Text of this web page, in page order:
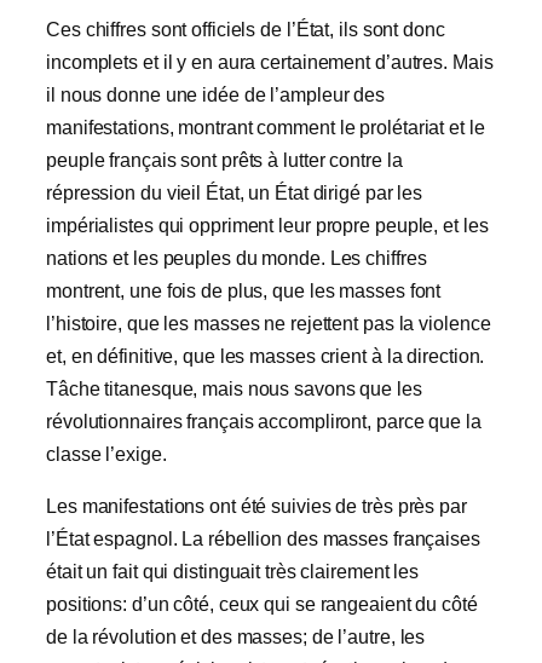
Ces chiffres sont officiels de l’État, ils sont donc
incomplets et il y en aura certainement d’autres. Mais
il nous donne une idée de l’ampleur des
manifestations, montrant comment le prolétariat et le
peuple français sont prêts à lutter contre la
répression du vieil État, un État dirigé par les
impérialistes qui oppriment leur propre peuple, et les
nations et les peuples du monde. Les chiffres
montrent, une fois de plus, que les masses font
l’histoire, que les masses ne rejettent pas la violence
et, en définitive, que les masses crient à la direction.
Tâche titanesque, mais nous savons que les
révolutionnaires français accompliront, parce que la
classe l’exige.
Les manifestations ont été suivies de très près par
l’État espagnol. La rébellion des masses françaises
était un fait qui distinguait très clairement les
positions: d’un côté, ceux qui se rangeaient du côté
de la révolution et des masses; de l’autre, les